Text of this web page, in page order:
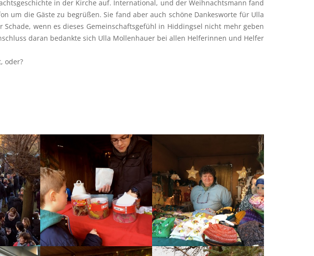
in der Kirche auf. International, und der Weihnachtsmann fand
um die Gäste zu begrüßen. Sie fand aber auch schöne Dankesworte für Ulla
wenn es dieses Gemeinschaftsgefühl in Hiddingsel nicht mehr geben
daran bedankte sich Ulla Mollenhauer bei allen Helferinnen und Helfer
oder?